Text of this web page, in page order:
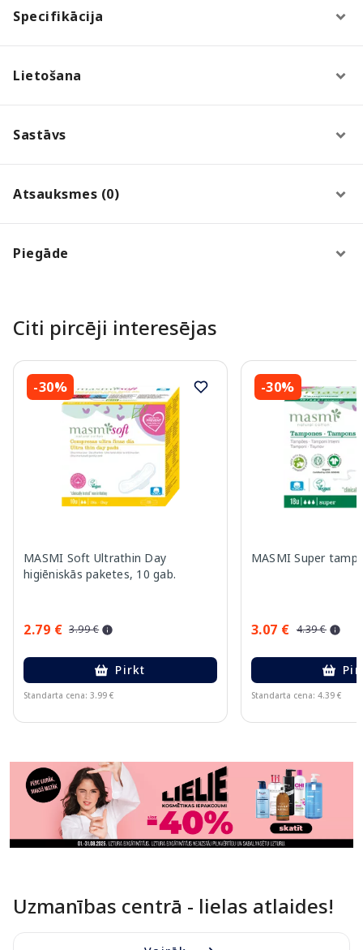
Specifikācija
Lietošana
Sastāvs
Atsauksmes (0)
Piegāde
Citi pircēji interesējas
-30%
MASMI Soft Ultrathin Day
higiēniskās paketes, 10 gab.
2.79 € 3.99 €
Pirkt
Standarta cena: 3.99 €
-30%
MASMI Super
3.07 € 4.39 €
Standarta cena: 4.39 €
Uzmanības centrā - lielas atlaides!